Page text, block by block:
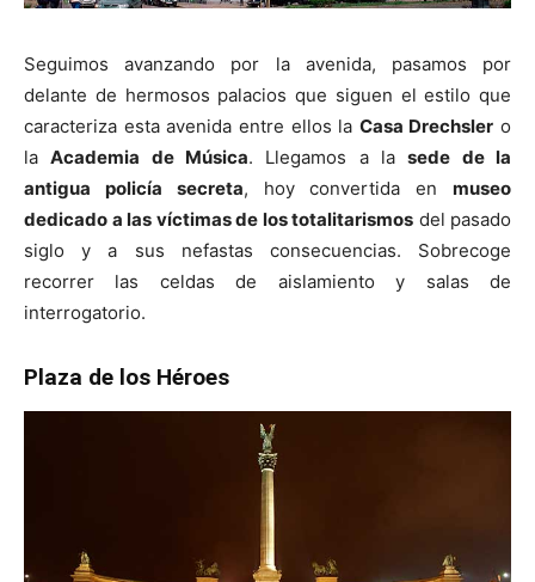
Seguimos avanzando por la avenida, pasamos por
delante de hermosos palacios que siguen el estilo que
caracteriza esta avenida entre ellos la Casa Drechsler o
laAcademia de Música. Llegamos a lasede de la
antigua policía secreta, hoy convertida enmuseo
dedicado a las víctimas de los totalitarismos del pasado
siglo y a sus nefastas consecuencias. Sobrecoge
recorrer las celdas de aislamiento y salas de
interrogatorio.
Plaza de los Héroes